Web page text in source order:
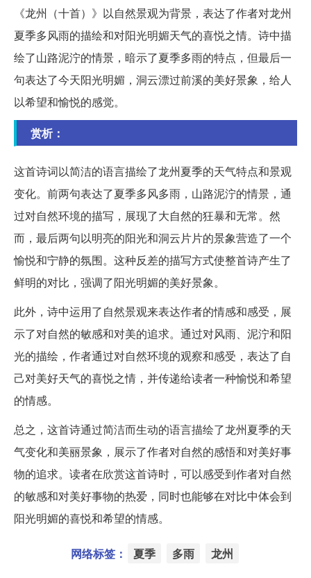
《龙州（十首）》以自然景观为背景，表达了作者对龙州
夏季多风雨的描绘和对阳光明媚天气的喜悦之情。诗中描
绘了山路泥泞的情景，暗示了夏季多雨的特点，但最后一
句表达了今天阳光明媚，洞云漂过前溪的美好景象，给人
以希望和愉悦的感觉。
赏析：
这首诗词以简洁的语言描绘了龙州夏季的天气特点和景观
变化。前两句表达了夏季多风多雨，山路泥泞的情景，通
过对自然环境的描写，展现了大自然的狂暴和无常。然
而，最后两句以明亮的阳光和洞云片片的景象营造了一个
愉悦和宁静的氛围。这种反差的描写方式使整首诗产生了
鲜明的对比，强调了阳光明媚的美好景象。
此外，诗中运用了自然景观来表达作者的情感和感受，展
示了对自然的敏感和对美的追求。通过对风雨、泥泞和阳
光的描绘，作者通过对自然环境的观察和感受，表达了自
己对美好天气的喜悦之情，并传递给读者一种愉悦和希望
的情感。
总之，这首诗通过简洁而生动的语言描绘了龙州夏季的天
气变化和美丽景象，展示了作者对自然的感悟和对美好事
物的追求。读者在欣赏这首诗时，可以感受到作者对自然
的敏感和对美好事物的热爱，同时也能够在对比中体会到
阳光明媚的喜悦和希望的情感。
网络标签： 夏季 多雨 龙州